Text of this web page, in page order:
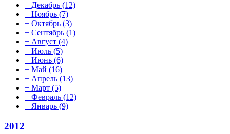
+ Декабрь (12)
+ Ноябрь (7)
+ Октябрь (3)
+ Сентябрь (1)
+ Август (4)
+ Июль (5)
+ Июнь (6)
+ Май (16)
+ Апрель (13)
+ Март (5)
+ Февраль (12)
+ Январь (9)
2012